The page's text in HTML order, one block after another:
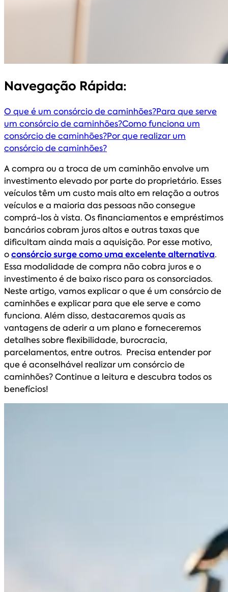
Navegação Rápida:
O que é um consórcio de caminhões?Para que serve
um consórcio de caminhões?Como funciona um
consórcio de caminhões?Por que realizar um
consórcio de caminhões?
A compra ou a troca de um caminhão envolve um
investimento elevado por parte do proprietário. Esses
veículos têm um custo mais alto em relação a outros
veículos e a maioria das pessoas não consegue
comprá-los à vista. Os financiamentos e empréstimos
bancários cobram juros altos e outras taxas que
dificultam ainda mais a aquisição. Por esse motivo,
oconsórcio surge como uma excelente alternativa.
Essa modalidade de compra não cobra juros e o
investimento é de baixo risco para os consorciados.
Neste artigo, vamos explicar o que é um consórcio de
caminhões e explicar para que ele serve e como
funciona. Além disso, destacaremos quais as
vantagens de aderir a um plano e forneceremos
detalhes sobre flexibilidade, burocracia,
parcelamentos, entre outros. Precisa entender por
que é aconselhável realizar um consórcio de
caminhões? Continue a leitura e descubra todos os
benefícios!